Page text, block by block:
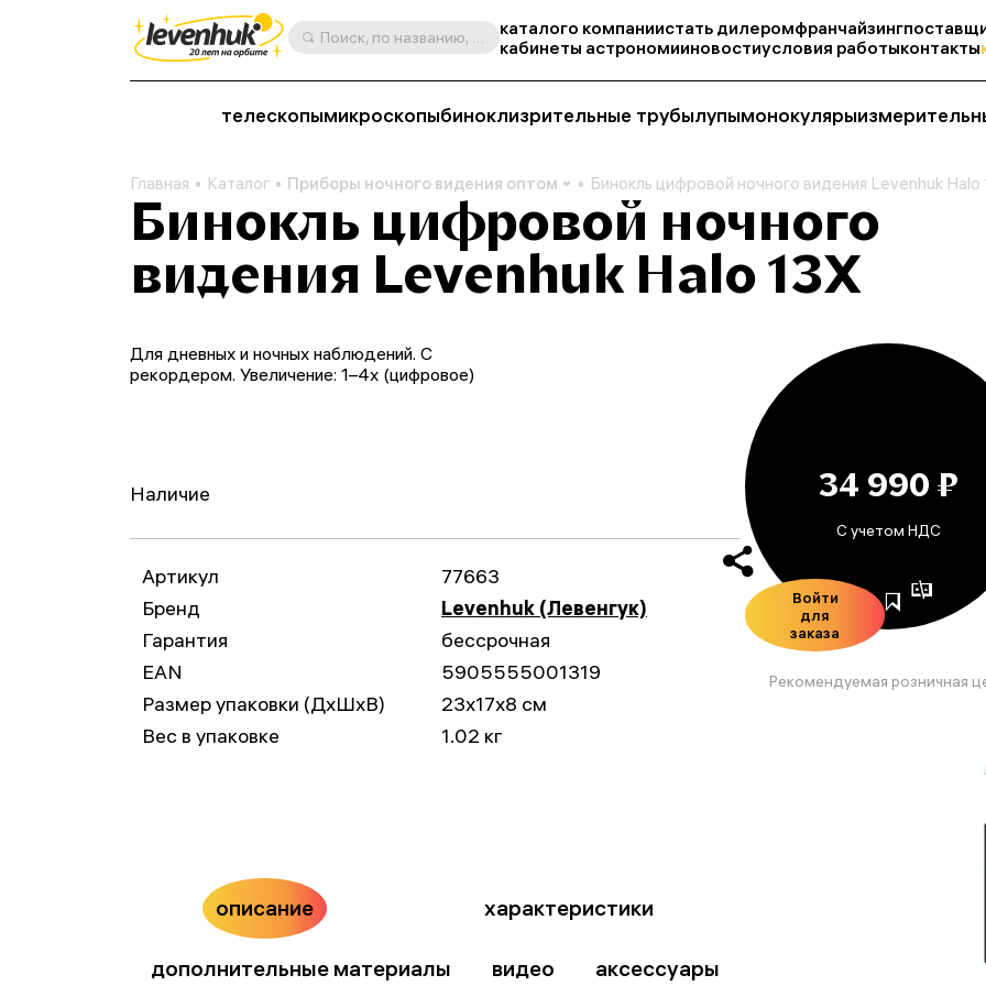
Поиск, по названию, артикулу, категории и др. каталого компаниистать дилеромфранчайзинг
кабинеты астрономииновостиусловия работыконтакты
телескопымикроскопыбиноклизрительные трубылупымонокуляры
Главная Каталог Приборы ночного видения оптом Бинокль цифровой ночного видения Levenhuk Halo
Бинокль цифровой ночного
видения Levenhuk Halo 13X
34 990 ₽
С учетом НДС
Войти
для
заказа
Рекомендуемая розничная
Для дневных и ночных наблюдений. С
рекордером. Увеличение: 1–4х (цифровое)
Наличие
Артикул
77663
Бренд
Levenhuk (Левенгук)
Гарантия
бессрочная
EAN
5905555001319
Размер упаковки (ДxШxВ)
23x17x8 см
Вес в упаковке
1.02 кг
описание характеристики
дополнительные материалы видео аксессуары